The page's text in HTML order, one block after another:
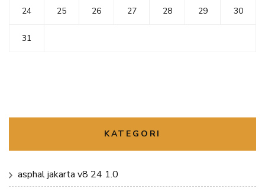
24 25 26 27 28 29 30
31
KATEGORI
asphal jakarta v8 24 1.0